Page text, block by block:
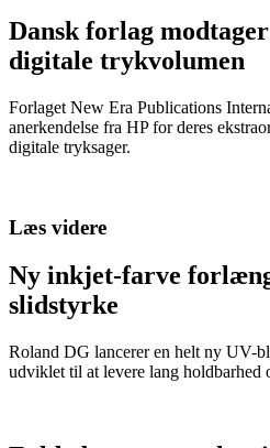
Dansk forlag
digitale trykvolumen
Forlaget New Era Publications
anerkendelse fra HP for deres
digitale tryksager.
Læs videre
Ny inkjet-farve
slidstyrke
Roland DG lancerer en helt ny UV-
udviklet til at levere lang holdbarhed